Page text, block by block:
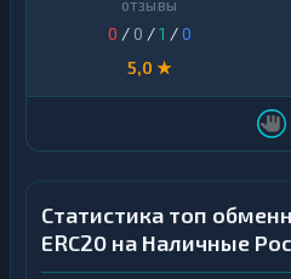
0 / 0 /1 /0
5,0 ★
Статистика топ
ERC20 на Наличные